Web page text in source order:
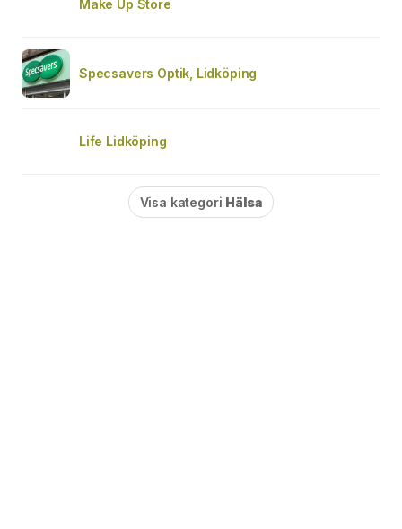
Make Up Store
Specsavers Optik, Lidköping
Life Lidköping
Visa kategori Hälsa